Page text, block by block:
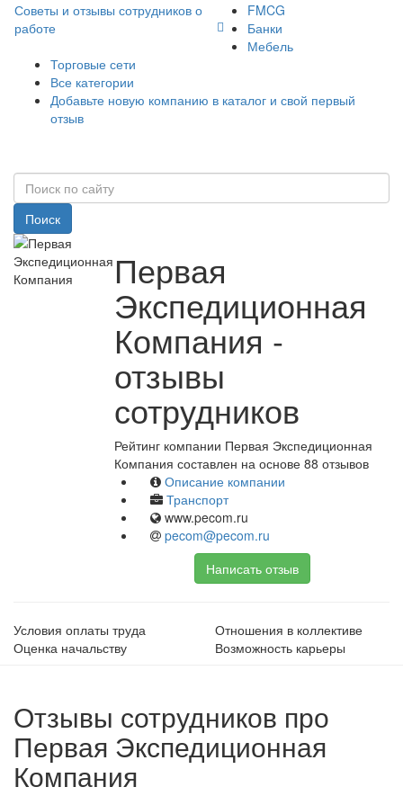
Советы и отзывы сотрудников о
работе
FMCG
Банки
Мебель
Торговые сети
Все категории
Добавьте новую компанию в каталог и свой первый
отзыв
Поиск
Первая
Экспедиционная
Компания -
отзывы
сотрудников
Рейтинг компании Первая Экспедиционная
Компания составлен на основе 88 отзывов
Описание компании
Транспорт
www.pecom.ru
pecom@pecom.ru
Написать отзыв
Условия оплаты труда
Отношения в коллективе
Оценка начальству
Возможность карьеры
Отзывы сотрудников про
Первая Экспедиционная
Компания